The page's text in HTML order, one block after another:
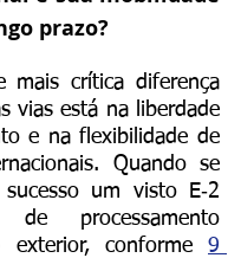
prazo?
mais crítica diferença
vias está na liberdade
e na flexibilidade de
Quando se
um visto E‑2
processamento
exterior, conforme 9